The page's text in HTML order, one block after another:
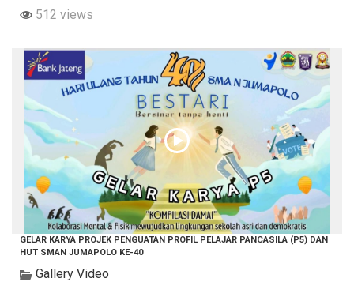
512 views
GELAR KARYA PROJEK PENGUATAN PROFIL PELAJAR PANCASILA (P5) DAN
HUT SMAN JUMAPOLO KE-40
Gallery Video